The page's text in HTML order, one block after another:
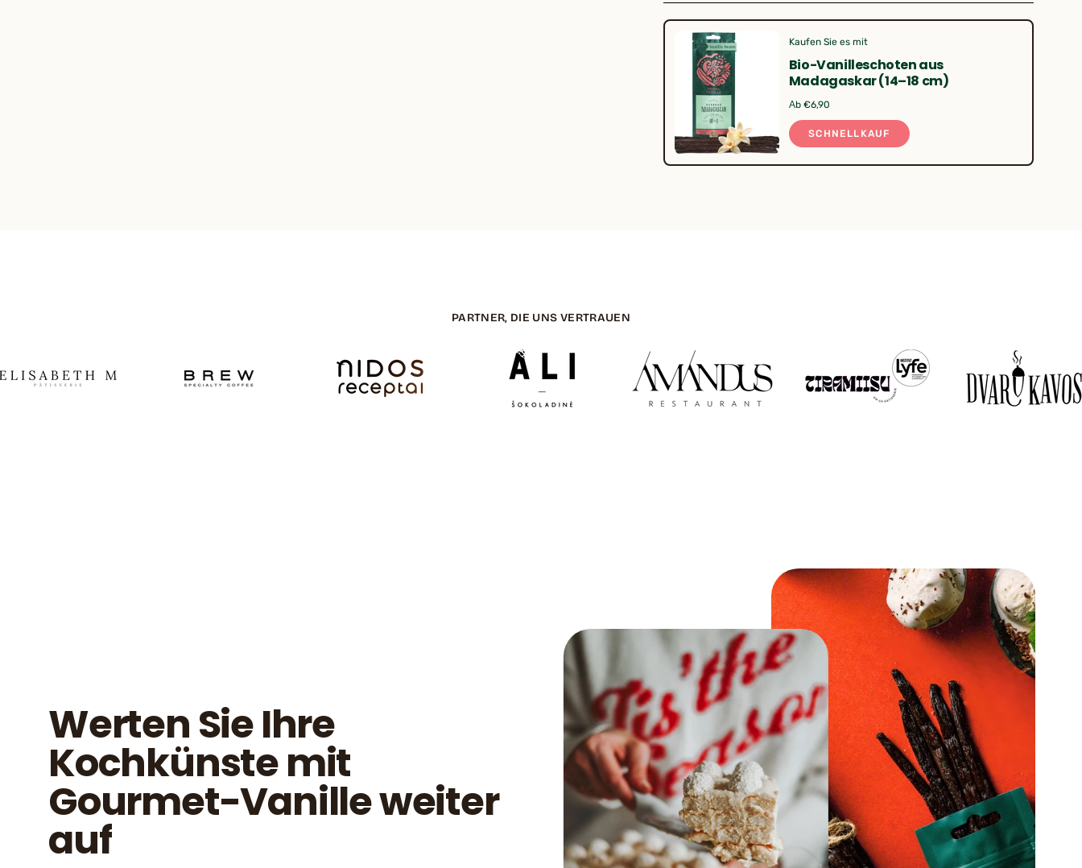
Kaufen Sie es mit
Bio-Vanilleschoten aus
Madagaskar (14–18 cm)
Аb €6,90
SCHNELLKAUF
PARTNER, DIE UNS VERTRAUEN
Werten Sie Ihre
Kochkünste mit
Gourmet-Vanille weiter
auf